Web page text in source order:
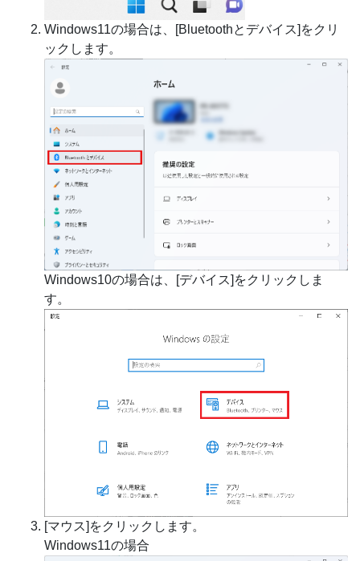
Windows11の場合は、[Bluetoothとデバイス]をクリ
ックします。
Windows10の場合は、[デバイス]をクリックしま
す。
[マウス]をクリックします。
Windows11の場合